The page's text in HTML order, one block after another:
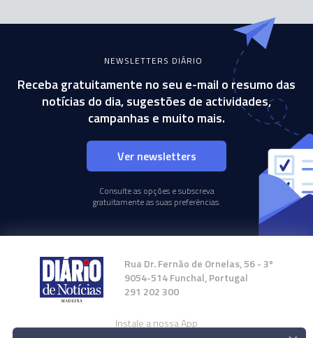
NEWSLETTERS DIÁRIO
Receba gratuitamente no seu e-mail o resumo das
notícias do dia, sugestões de actividades,
campanhas e muito mais.
Ver newsletters
Consulte as opções e subscreva
gratuitamente as suas preferências.
Rua Dr. Fernão de Ornelas, 56 - 3º
9054-514 Funchal, Portugal
291 202 300
Instale a nossa App